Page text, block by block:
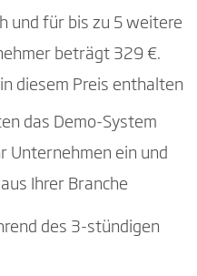
und für bis zu 5 weitere
beträgt 329 €.
diesem Preis enthalten
das Demo-System
Unternehmen ein und
Ihrer Branche
des 3-stündigen